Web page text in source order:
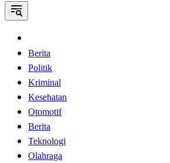
Berita
Politik
Kriminal
Kesehatan
Otomotif
Berita
Teknologi
Olahraga